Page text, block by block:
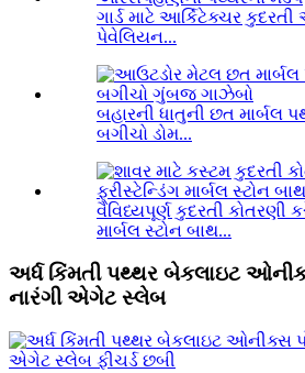
ગાર્ડ માટે આર્કિટેક્ચર
પેવેલિયન...
બહારની ધાતુની છત માર્બલ
બગીચો ડોમ...
વૈવિધ્યપૂર્ણ કુદરતી કોતરણી
માર્બલ સ્ટોન બાથ...
અર્ધ કિંમતી પથ્થર બેકલાઇટ
નારંગી એગેટ સ્લેબ